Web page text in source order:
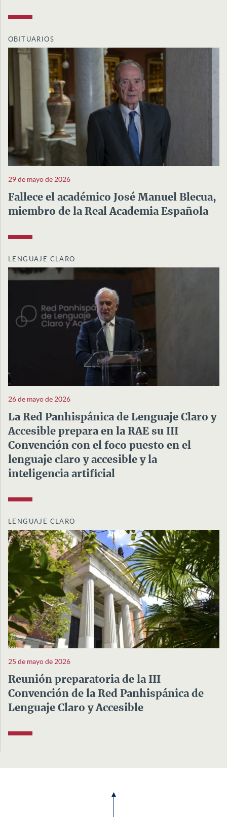
OBITUARIOS
29 de mayo de 2026
Fallece el académico José Manuel Blecua,
miembro de la Real Academia Española
LENGUAJE CLARO
26 de mayo de 2026
La Red Panhispánica de Lenguaje Claro y
Accesible prepara en la RAE su III
Convención con el foco puesto en el
lenguaje claro y accesible y la
inteligencia artificial
LENGUAJE CLARO
25 de mayo de 2026
Reunión preparatoria de la III
Convención de la Red Panhispánica de
Lenguaje Claro y Accesible